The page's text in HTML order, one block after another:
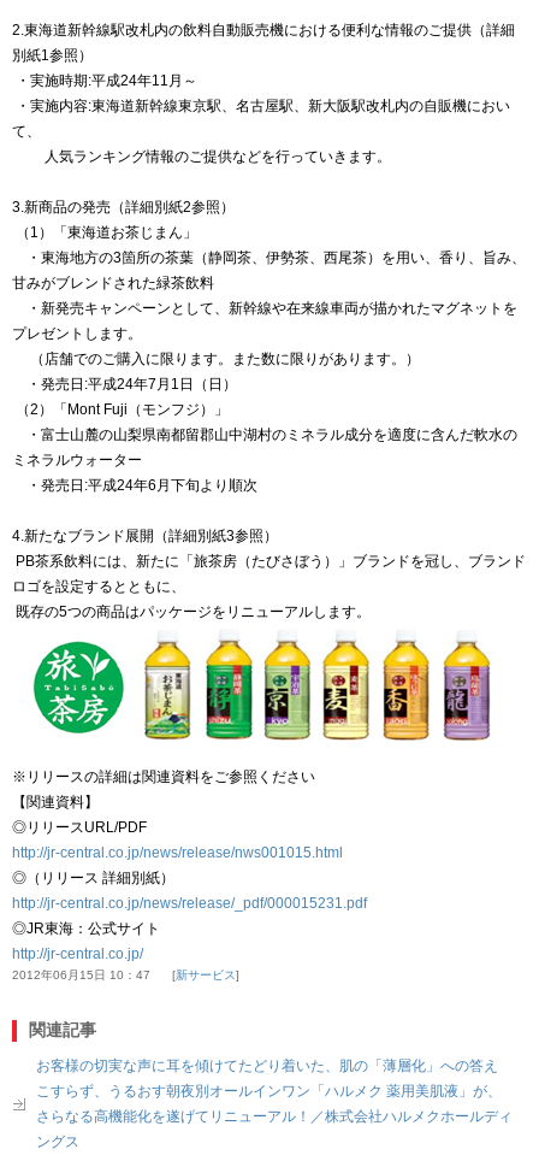
2.東海道新幹線駅改札内の飲料自動販売機における便利な情報のご提供（詳細
別紙1参照）
・実施時期:平成24年11月～
・実施内容:東海道新幹線東京駅、名古屋駅、新大阪駅改札内の自販機におい
て、
人気ランキング情報のご提供などを行っていきます。
3.新商品の発売（詳細別紙2参照）
（1）「東海道お茶じまん」
・東海地方の3箇所の茶葉（静岡茶、伊勢茶、西尾茶）を用い、香り、旨み、
甘みがブレンドされた緑茶飲料
・新発売キャンペーンとして、新幹線や在来線車両が描かれたマグネットを
プレゼントします。
（店舗でのご購入に限ります。また数に限りがあります。）
・発売日:平成24年7月1日（日）
（2）「Mont Fuji（モンフジ）」
・富士山麓の山梨県南都留郡山中湖村のミネラル成分を適度に含んだ軟水の
ミネラルウォーター
・発売日:平成24年6月下旬より順次
4.新たなブランド展開（詳細別紙3参照）
PB茶系飲料には、新たに「旅茶房（たびさぼう）」ブランドを冠し、ブランド
ロゴを設定するとともに、
既存の5つの商品はパッケージをリニューアルします。
※リリースの詳細は関連資料をご参照ください
【関連資料】
◎リリースURL/PDF
http://jr-central.co.jp/news/release/nws001015.html
◎（リリース 詳細別紙）
http://jr-central.co.jp/news/release/_pdf/000015231.pdf
◎JR東海：公式サイト
http://jr-central.co.jp/
2012年06月15日 10：47 新サービス
関連記事
お客様の切実な声に耳を傾けてたどり着いた、肌の「薄層化」への答え
こすらず、うるおす朝夜別オールインワン「ハルメク 薬用美肌液」が、
さらなる高機能化を遂げてリニューアル！／株式会社ハルメクホールディ
ングス